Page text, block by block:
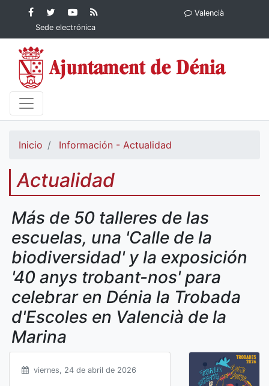
Contenido principalFacebook
Ayuntamiento de
Dénia
Ayuntamiento
de Dénia
YouTube
Ayuntamiento
de Dénia
Ayuntamiento
Sede electrónica
Valencià
Inicio Información - Actualidad
Actualidad
Más de 50 talleres de las
escuelas, una 'Calle de la
biodiversidad' y la exposición
'40 anys trobant-nos' para
celebrar en Dénia la Trobada
d'Escoles en Valencià de la
Marina
viernes, 24 de abril de 2026